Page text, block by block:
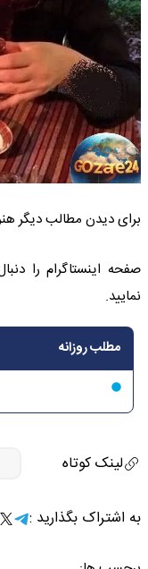
برای دیدن مطالب دیگر
صفحه اینستاگرام را
نمایید.
مطلب روزانه
لینک کوتاه
به اشتراک بگذارید :